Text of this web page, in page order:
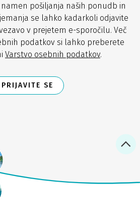
pošiljanja naših ponudb in
se lahko kadarkoli odjavite
v prejetem e-sporočilu. Več
podatkov si lahko preberete
Varstvo osebnih podatkov.
PRIJAVITE SE